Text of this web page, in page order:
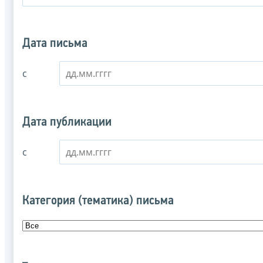
Дата письма
с
Дата публикации
с
Категория (тематика) письма